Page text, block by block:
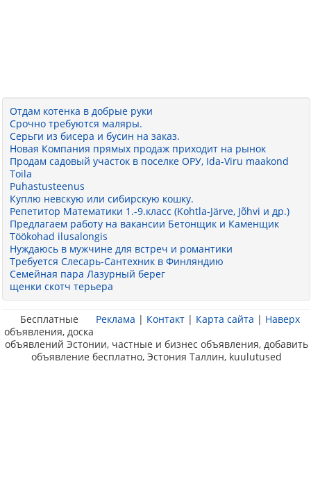
Отдам котенка в добрые руки
Срочно требуются маляры.
Серьги из бисера и бусин на заказ.
Новая Компания прямых продаж приходит на рынок
Продам садовый участок в поселке ОРУ, Ida-Viru maakond
Toila
Puhastusteenus
Куплю невскую или сибирскую кошку.
Репетитор Математики 1.-9.класс (Kohtla-Järve, Jõhvi и др.)
Предлагаем работу на вакансии Бетонщик и Каменщик
Töökohad ilusalongis
Нуждаюсь в мужчине для встреч и романтики
Требуется Слесарь-Сантехник в Финляндию
Семейная пара Лазурный берег
щенки скотч терьера
Реклама | Контакт | Карта сайта | Наверх
Бесплатные
объявления, доска
объявлений Эстонии, частные и бизнес объявления, добавить
объявление бесплатно, Эстония Таллин, kuulutused